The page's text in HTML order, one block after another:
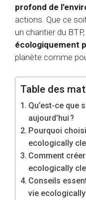
profond de
actions. Que ce
un chantier du
écologiquement
planète comme
Table des
Qu’est-ce que
aujourd’hui ?
Pourquoi
ecologically
Comment
ecologically
Conseils
vie